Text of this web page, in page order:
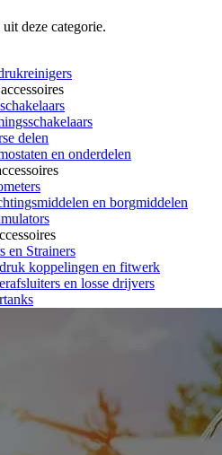
deze categorie.
delen
en onderdelen
en borgmiddelen
en Strainers
koppelingen en fitwerk
en losse drijvers